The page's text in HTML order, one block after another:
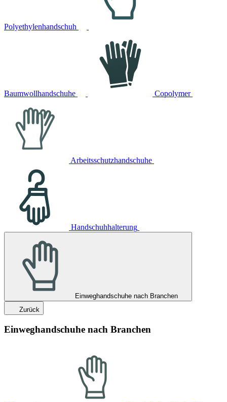
Polyethylenhandschuh
Baumwollhandschuhe Copolymer
Arbeitsschutzhandschuhe
Handschuhhalterung
Einweghandschuhe nach Branchen
Zurück
Einweghandschuhe nach Branchen